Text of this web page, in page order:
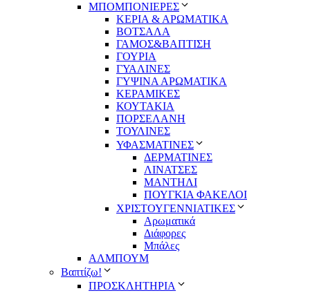
ΜΠΟΜΠΟΝΙΕΡΕΣ
ΚΕΡΙΑ & ΑΡΩΜΑΤΙΚΑ
ΒΟΤΣΑΛΑ
ΓΑΜΟΣ&ΒΑΠΤΙΣΗ
ΓΟΥΡΙΑ
ΓΥΑΛΙΝΕΣ
ΓΥΨΙΝΑ ΑΡΩΜΑΤΙΚΑ
ΚΕΡΑΜΙΚΕΣ
ΚΟΥΤΑΚΙΑ
ΠΟΡΣΕΛΑΝΗ
ΤΟΥΛΙΝΕΣ
ΥΦΑΣΜΑΤΙΝΕΣ
ΔΕΡΜΑΤΙΝΕΣ
ΛΙΝΑΤΣΕΣ
ΜΑΝΤΗΛΙ
ΠΟΥΓΚΙΑ ΦΑΚΕΛΟΙ
ΧΡΙΣΤΟΥΓΕΝΝΙΑΤΙΚΕΣ
Αρωματικά
Διάφορες
Μπάλες
ΑΛΜΠΟΥΜ
Βαπτίζω!
ΠΡΟΣΚΛΗΤΗΡΙΑ